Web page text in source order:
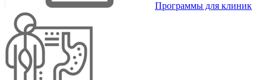
Программы для клиник